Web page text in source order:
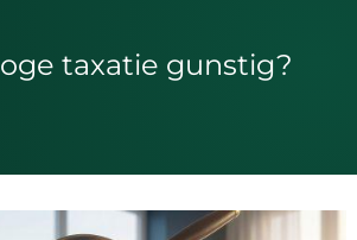
taxatie gunstig?